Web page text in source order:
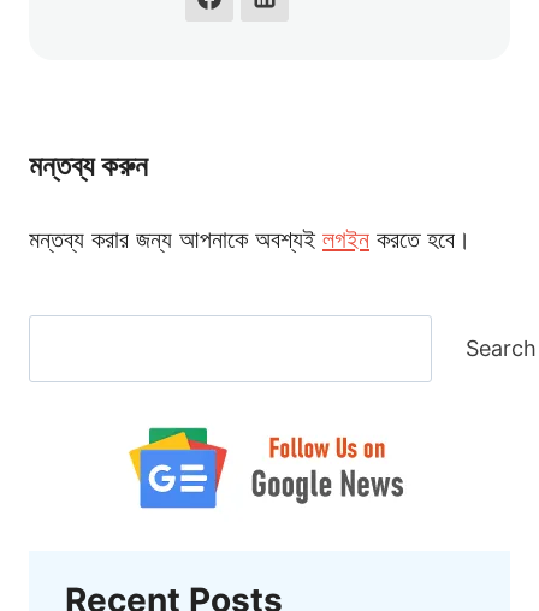
মন্তব্য করুন
মন্তব্য করার জন্য আপনাকে অবশ্যই লগইন করতে হবে।
Search
Recent Posts